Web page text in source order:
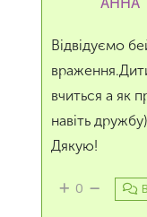
Відвідуємо
вчиться а як
навіть дружбу)
Дякую!
0